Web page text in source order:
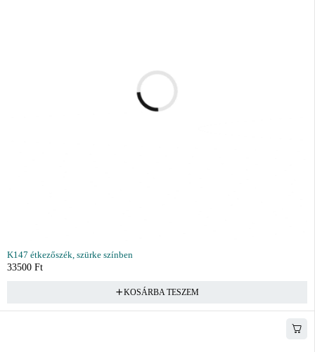
K147 étkezőszék, szürke színben
33500 Ft
KOSÁRBA TESZEM